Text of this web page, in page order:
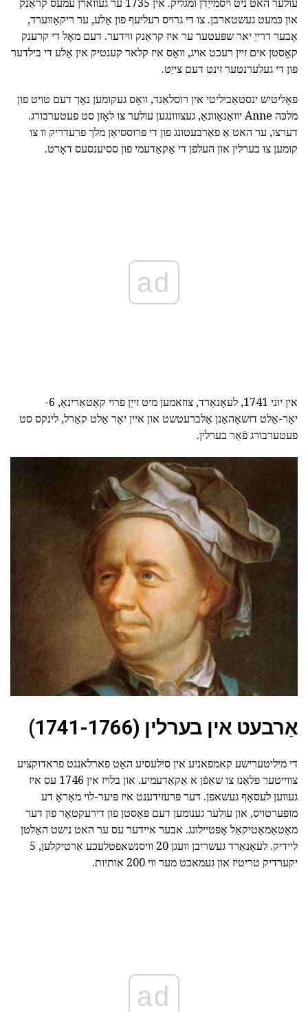
און כּמעט געשטארבן. צו די גרויס רעליעף פון אַלע, ער ריקאַווערד,
אָבער דרייַ יאר שפּעטער ער איז קראַנק ווידער. דעם מאָל די קרענק
קאָסטן אים זיין רעכט אויג, וואָס איז קלאר קענטיק אין אַלע די בילדער
פון די געלערנטער זינט דעם צייַט.
פּאָליטיש ינסטאַביליטי אין רוסלאַנד, וואָס געקומען נאָך דעם טויט פון
מלכּה Anne יוואַנאָוונאַ, געצווונגען עולער צו לאָזן סט פעטערבורג.
דערצו, ער האט אַ פאַרבעטונג פון די פּרוססיאַן מלך פרעדריק וו צו
קומען צו בערלין און העלפן די אַקאַדעמי פון ססיענסעס דאָרט.
ad
אין יוני 1741, לעאָנאַרד, צוזאמען מיט זייַן פרוי קאַטאַרינאַ, 6-
יאָר-אַלט דזשאָהאַנן אַלברעטשט און איין יאָר אַלט קאַרל, לינקס סט
פעטערבורג פֿאַר בערלין.
אַרבעט אין בערלין (1741-1766)
די מיליטערישע קאמפאניע אין סילעסיע האָט פארלאנגט פראדוקציע
צווייטער פּלאַנז צו שאַפֿן א אַקאַדעמיע. און בלויז אין 1746 עס איז
געווען לעסאָף געשאפן. דער פּרעזידענט איז פּיער-לוי מאָראָ דע
מופּערטויס, און עולער גענומען דעם פּאָסטן פון דירעקטאָר פון דער
מאַטאַמאַטיקאַל אָפּטיילונג. אבער איידער עס ער האט נישט האַלטן
ליידיק. לעאָנאַרד געשריבן וועגן 20 וויסנשאפטלעכע אַרטיקלען, 5
יקערדיק טריטיז און געמאכט מער ווי 200 אותיות.
ad